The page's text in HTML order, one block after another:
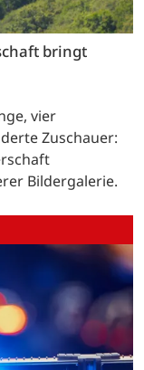
bringt
vier
Zuschauer:
Bildergalerie.